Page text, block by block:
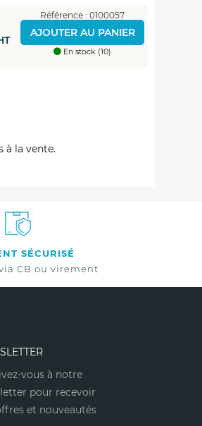
Référence : 0100057
AJOUTER AU PANIER
En stock (10)
à la vente.
SÉCURISÉ
CB ou virement
vous à notre
pour recevoir
et nouveautés